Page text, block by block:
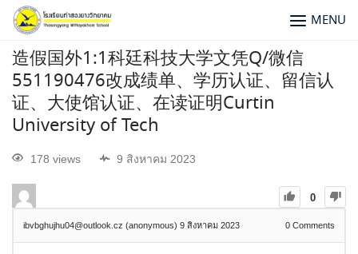
MENU
造假国外1:1科廷科技大学文凭Q/微信
551190476改成绩单、学历认证、留信认
证、大使馆认证、在读证明Curtin
University of Tech
178 views 9 สิงหาคม 2023
0
ibvbghujhu04@outlook.cz (anonymous) 9 สิงหาคม 2023 0 Comments